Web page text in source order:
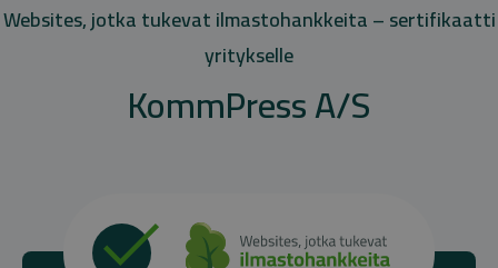
Websites, jotka tukevat ilmastohankkeita – sertifikaatti
yritykselle
KommPress A/S